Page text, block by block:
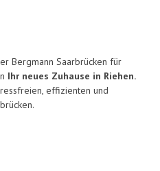
Bergmann Saarbrücken für
Ihr neues Zuhause in Riehen.
effizienten und